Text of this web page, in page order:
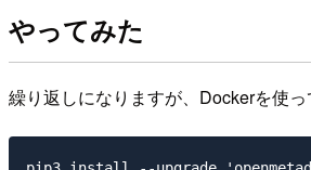
やってみた
繰り返しになりますが、Dockerを使